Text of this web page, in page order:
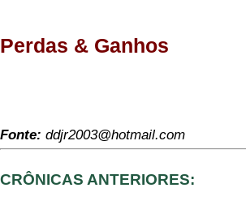
Perdas & Ganhos
Fonte: ddjr2003@hotmail.com
CRÔNICAS ANTERIORES: